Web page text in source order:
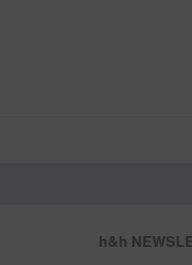
h&h